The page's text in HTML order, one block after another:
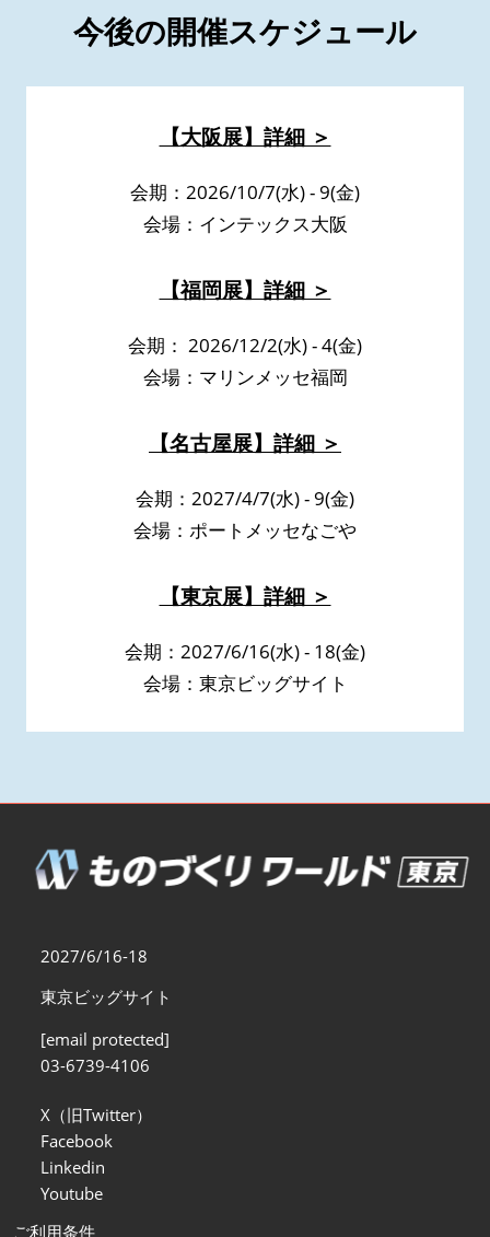
今後の開催スケジュール
【大阪展】詳細 ＞
会期：2026/10/7(水) - 9(金)
会場：インテックス大阪
【福岡展】詳細 ＞
会期： 2026/12/2(水) - 4(金)
会場：マリンメッセ福岡
【名古屋展】詳細 ＞
会期：2027/4/7(水) - 9(金)
会場：ポートメッセなごや
【東京展】詳細 ＞
会期：2027/6/16(水) - 18(金)
会場：東京ビッグサイト
2027/6/16-18
東京ビッグサイト
[email protected]
03-6739-4106
X（旧Twitter）
Facebook
Linkedin
Youtube
ご利用条件